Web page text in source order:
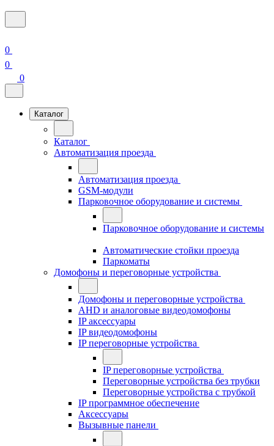
0
0
0
Каталог
Каталог
Автоматизация проезда
Автоматизация проезда
GSM-модули
Парковочное оборудование и системы
Парковочное оборудование и системы
Автоматические стойки проезда
Паркоматы
Домофоны и переговорные устройства
Домофоны и переговорные устройства
AHD и аналоговые видеодомофоны
IP аксессуары
IP видеодомофоны
IP переговорные устройства
IP переговорные устройства
Переговорные устройства без трубки
Переговорные устройства с трубкой
IP программное обеспечение
Аксессуары
Вызывные панели